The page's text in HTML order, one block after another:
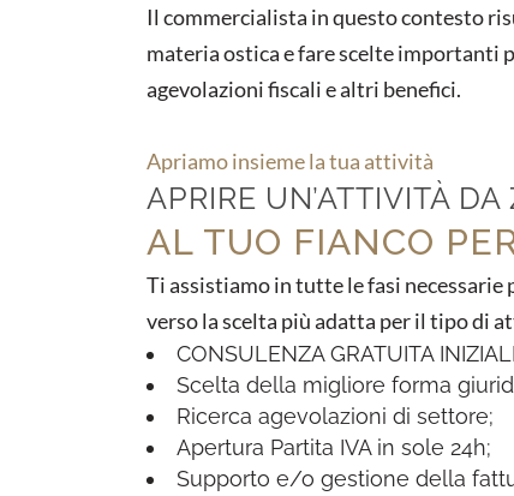
Il commercialista in questo contesto
materia ostica e fare scelte importanti
agevolazioni fiscali e altri benefici.
Apriamo insieme la tua attività
APRIRE UN’ATTIVITÀ
AL TUO FIANCO
Ti assistiamo in tutte le fasi
verso la scelta più adatta per il tipo di
CONSULENZA GRATUITA
Scelta della migliore forma
Ricerca agevolazioni di settore;
Apertura Partita IVA in sole 24h;
Supporto e/o gestione della